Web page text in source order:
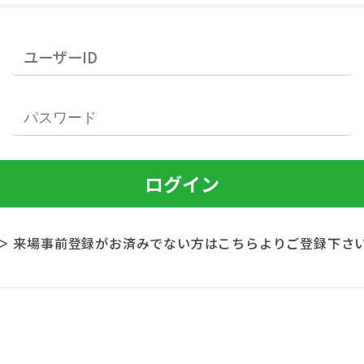
来場事前登録がお済みでない方はこちらよりご登録下さ